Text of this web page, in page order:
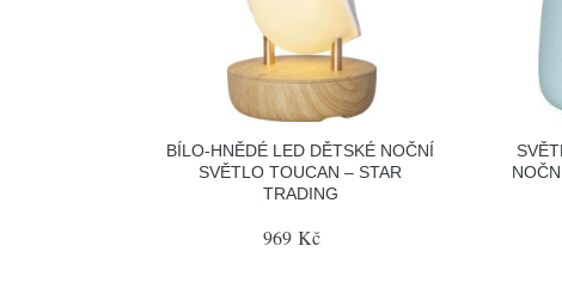
BÍLO-HNĚDÉ LED DĚTSKÉ NOČNÍ
SVĚTLO TOUCAN – STAR
TRADING
969 Kč